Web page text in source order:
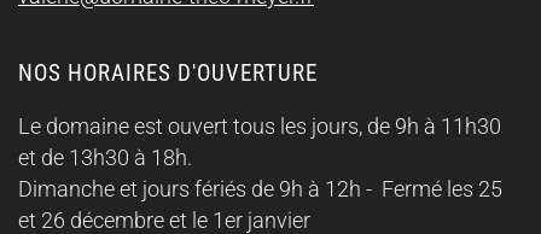
NOS HORAIRES D'OUVERTURE
Le domaine est ouvert tous les jours, de 9h à 11h30
et de 13h30 à 18h.
Dimanche et jours fériés de 9h à 12h - Fermé les 25
et 26 décembre et le 1er janvier